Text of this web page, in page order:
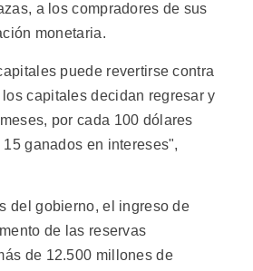
a los compradores de sus
monetaria.
puede revertirse contra
capitales decidan regresar y
por cada 100 dólares
ganados en intereses",
del gobierno, el ingreso de
de las reservas
de 12.500 millones de